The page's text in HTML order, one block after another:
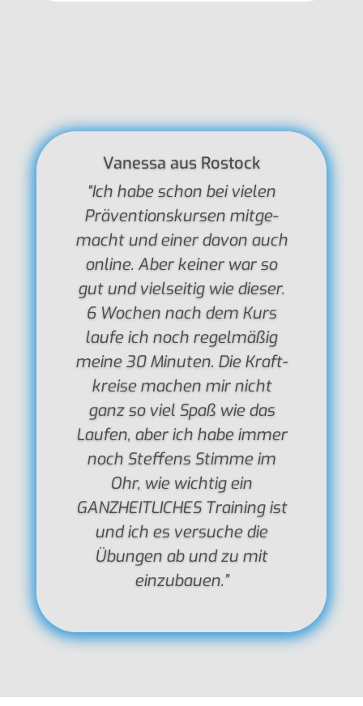
Vanessa aus Rostock
“Ich habe schon bei vielen
Präven­ti­ons­kur­sen mitge­
macht und einer davon auch
online. Aber keiner war so
gut und viel­sei­tig wie dieser.
6 Wochen nach dem Kurs
laufe ich noch regel­mä­ßig
meine 30 Minu­ten. Die Kraft­
kreise machen mir nicht
ganz so viel Spaß wie das
Laufen, aber ich habe immer
noch Stef­fens Stimme im
Ohr, wie wich­tig ein
GANZHEITLICHES Trai­ning ist
und ich es versu­che die
Übun­gen ab und zu mit
einzubauen.”